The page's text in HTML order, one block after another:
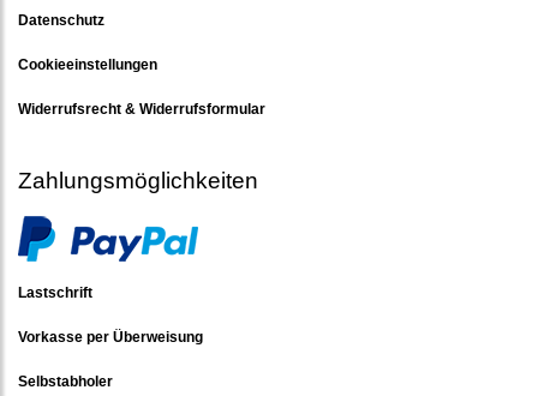
Datenschutz
Cookieeinstellungen
Widerrufsrecht & Widerrufsformular
Zahlungsmöglichkeiten
Lastschrift
Vorkasse per Überweisung
Selbstabholer